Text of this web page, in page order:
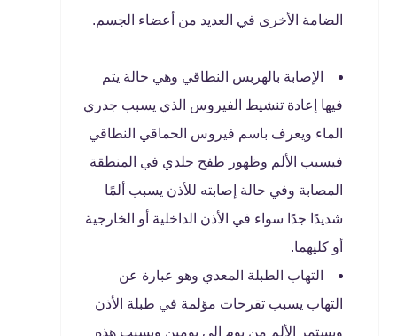
الضامة الأخرى في العديد من أعضاء الجسم.
الإصابة بالهربس النطاقي وهي حالة يتم
فيها إعادة تنشيط الفيروس الذي يسبب جدري
الماء ويعرف باسم فيروس الحماقي النطاقي
فيسبب الألم وظهور طفح جلدي في المنطقة
المصابة وفي حالة إصابته للأذن يسبب ألمًا
شديدًا جدًا سواء في الأذن الداخلية أو الخارجية
أو كليهما.
التهاب الطبلة المعدي وهو عبارة عن
التهاب يسبب تقرحات مؤلمة في طبلة الأذن
ويستمر الألم من يوم إلى يومين ويسبب هذه